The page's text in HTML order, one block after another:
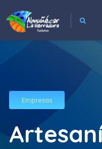
Empresas